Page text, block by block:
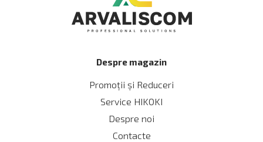
Despre magazin
Promoții și Reduceri
Service HIKOKI
Despre noi
Contacte